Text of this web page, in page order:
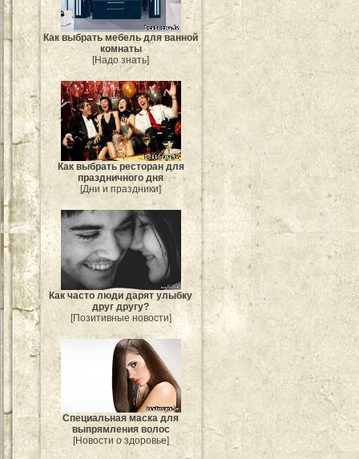
Как выбрать мебель для ванной
комнаты
[Надо знать]
Как выбрать ресторан для
праздничного дня
[Дни и праздники]
Как часто люди дарят улыбку
друг другу?
[Позитивные новости]
Специальная маска для
выпрямления волос
[Новости о здоровье]